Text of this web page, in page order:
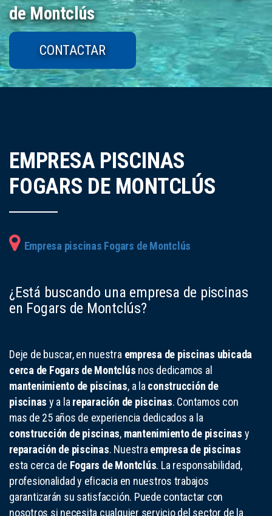
de Montclús
CONTACTAR
EMPRESA PISCINAS
FOGARS DE MONTCLÚS
Empresa piscinas Fogars de Montclús
¿Está buscando una empresa de piscinas
en Fogars de Montclús?
Deje de buscar, en nuestra empresa de piscinas ubicada
cerca de Fogars de Montclús nos dedicamos al
mantenimiento de piscinas, a la construcción de
piscinas y a la reparación de piscinas. Contamos con
mas de 25 años de experiencia dedicados a la
construcción de piscinas, mantenimiento de piscinas y
reparación de piscinas. Nuestra empresa de piscinas
esta cerca de Fogars de Montclús. La responsabilidad,
profesionalidad y eficacia en nuestros trabajos
garantizarán su satisfacción. Puede contactar con
nosotros si necesita cualquier servicio del sector de la